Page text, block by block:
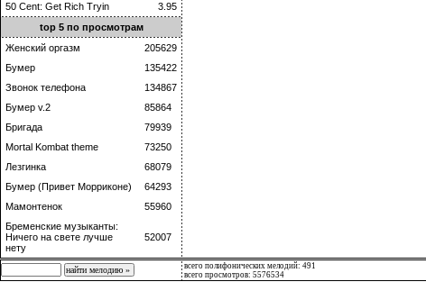
50 Cent: Get Rich Tryin
3.95
top 5 по просмотрам
Женский оргазм
205629
Бумер
135422
Звонок телефона
134867
Бумер v.2
85864
Бригада
79939
Mortal Kombat theme
73250
Лезгинка
68079
Бумер (Привет Морриконе)
64293
Мамонтенок
55960
Бременские музыканты:
Ничего на свете лучше
нету
52007
всего полифонических мелодий: 491
всего просмотров: 5576534